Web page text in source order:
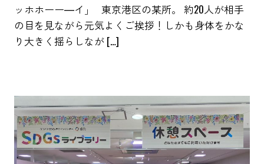
ッホホーー―イ」 東京港区の某所。 約20人が相手
の目を見ながら元気よくご挨拶！しかも身体をかな
り大きく揺らしなが […]